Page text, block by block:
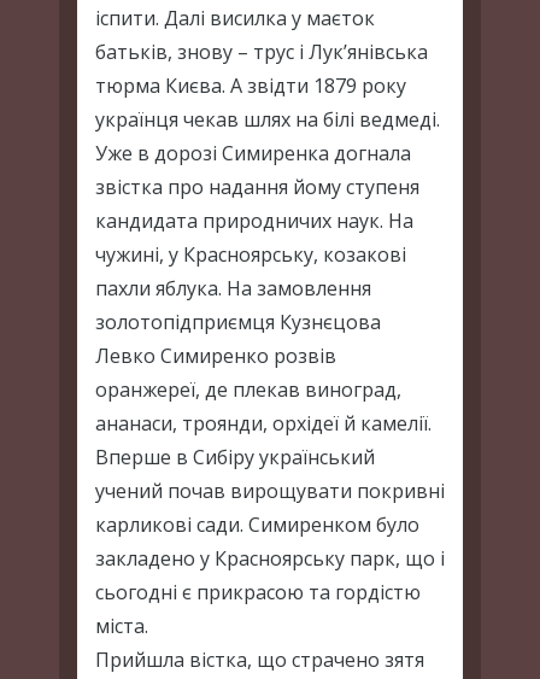
іспити. Далі висилка у маєток
батьків, знову – трус і Лук’янівська
тюрма Києва. А звідти 1879 року
українця чекав шлях на білі ведмеді.
Уже в дорозі Симиренка догнала
звістка про надання йому ступеня
кандидата природничих наук. На
чужині, у Красноярську, козакові
пахли яблука. На замовлення
золотопідприємця Кузнєцова
Левко Симиренко розвів
оранжереї, де плекав виноград,
ананаси, троянди, орхідеї й камелії.
Вперше в Сибіру український
учений почав вирощувати покривні
карликові сади. Симиренком було
закладено у Красноярську парк, що і
сьогодні є прикрасою та гордістю
міста.
Прийшла вістка, що страчено зятя